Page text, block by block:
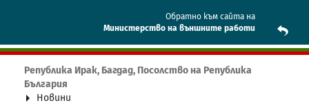
Обратно към сайта на
Mинистерство на външните работи
Република Ирак, Багдад, Посолство на Република
България
Новини